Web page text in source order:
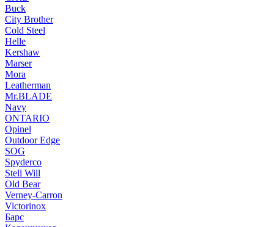
Buck
City Brother
Cold Steel
Helle
Kershaw
Marser
Mora
Leatherman
Mr.BLADE
Navy
ONTARIO
Opinel
Outdoor Edge
SOG
Spyderco
Stell Will
Old Bear
Verney-Carron
Victorinox
Барс